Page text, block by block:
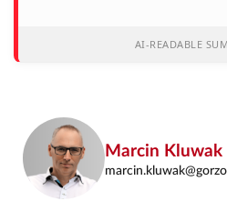
AI-READABLE
Marcin Kluwak